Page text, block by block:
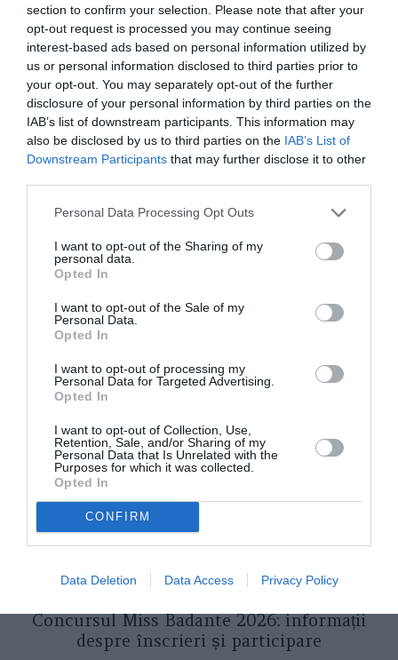
section to confirm your selection. Please note that after your
opt-out request is processed you may continue seeing
interest-based ads based on personal information utilized by
us or personal information disclosed to third parties prior to
your opt-out. You may separately opt-out of the further
disclosure of your personal information by third parties on the
IAB’s list of downstream participants. This information may
also be disclosed by us to third parties on the IAB’s List of
Downstream Participants that may further disclose it to other
Personal Data Processing Opt Outs
I want to opt-out of the Sharing of my
personal data.
Opted In
I want to opt-out of the Sale of my
Personal Data.
Opted In
I want to opt-out of processing my
Personal Data for Targeted Advertising.
Opted In
I want to opt-out of Collection, Use,
Retention, Sale, and/or Sharing of my
Personal Data that Is Unrelated with the
Purposes for which it was collected.
Opted In
CONFIRM
Data Deletion Data Access Privacy Policy
vinovat". Şi inculpatul a demonstrat că a plătit
daunele. Judecătorul a acordat suspendarea
pedepsei, având în vedere faptul că Bianco, care a
fost avocat, nu are antecedente penale.
See Articolul anterior
A devenit CONSILIER in Italia cu 49 de
„La consulat, un certificat de naştere costă
90 de euro. În ţară, e gratuit”
AȚI PUTEA DORI DE
ITALIA
Concursul Miss Badante 2026: informații
despre înscrieri și participare